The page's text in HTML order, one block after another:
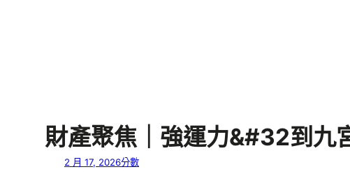
財產聚焦｜強運力&#32到九
2 月 17, 2026分數